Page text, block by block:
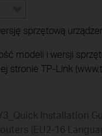
sprzętową
modeli i wersji
stronie TP-Link
Installation
(EU2-16